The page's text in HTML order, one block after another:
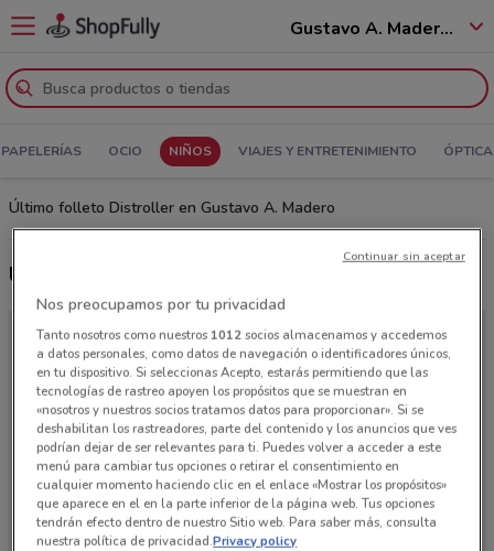
Gustavo A. Madero - 07250
OCIO NIÑOS VIAJES Y ENTRETENIMIENTO
Último folleto Distroller en Gustavo A. Madero
Últimas ofertas Distroller
Nos preocupamos por tu privacidad
Tanto nosotros como nuestros 1012socios almacenamos y accedemos
a datos personales, como datos de navegación o identificadores únicos,
en tu dispositivo. Si seleccionas Acepto, estarás permitiendo que las
tecnologías de rastreo apoyen los propósitos que se muestran en
«nosotros y nuestros socios tratamos datos para proporcionar». Si se
deshabilitan los rastreadores, parte del contenido y los anuncios que ves
podrían dejar de ser relevantes para ti. Puedes volver a acceder a este
menú para cambiar tus opciones o retirar el consentimiento en
cualquier momento haciendo clic en el enlace «Mostrar los propósitos»
que aparece en el en la parte inferior de la página web. Tus opciones
tendrán efecto dentro de nuestro Sitio web. Para saber más, consulta
nuestra política de privacidad.Privacy policy
Continuar sin aceptar